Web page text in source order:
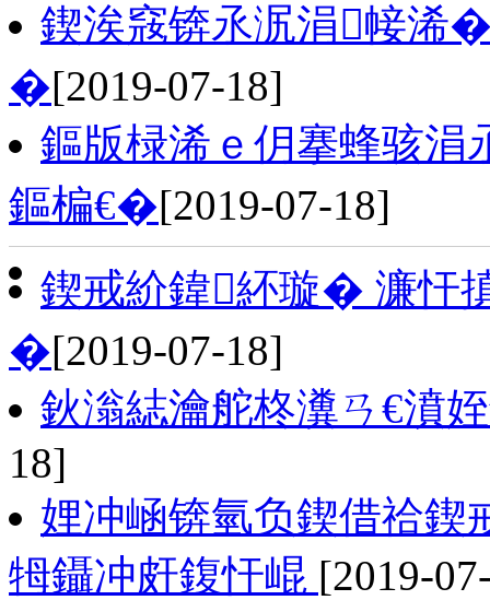
鍥涘窛锛氶泦涓帹浠
�[2019-07-18]
鏂版椂浠ｅ仴搴蜂骇涓
鏂楄€�[2019-07-18]
鍥戒紒鍏紑璇� 濂忓
�[2019-07-18]
鈥滃綕瀹舵柊瀵ㄢ€濆
18]
娌冲崡锛氫负鍥借祫鍥
牳鑷冲皯鍑忓崐 [2019-